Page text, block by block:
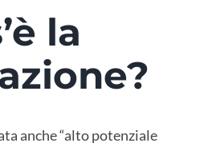
la
anche “alto potenziale